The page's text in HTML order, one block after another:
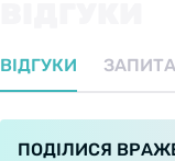
ВІДГУКИ
ПОДІЛИСЯ